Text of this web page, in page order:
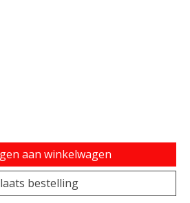
product is
aan winkelwagen
bestelling